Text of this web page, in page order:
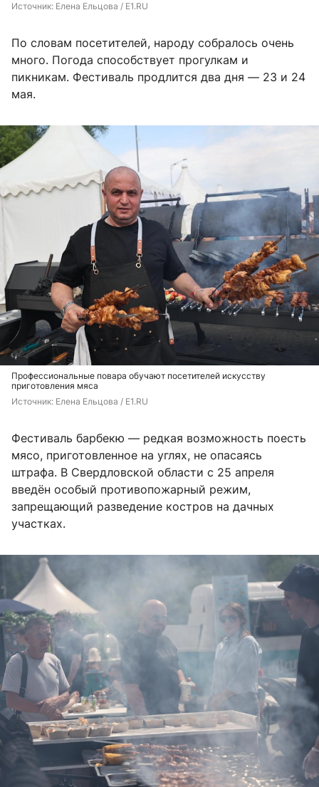
Источник: Елена Ельцова / E1.RU
По словам посетителей, народу собралось очень
много. Погода способствует прогулкам и
пикникам. Фестиваль продлится два дня — 23 и 24
мая.
Профессиональные повара обучают посетителей искусству
приготовления мяса
Источник: Елена Ельцова / E1.RU
Фестиваль барбекю — редкая возможность поесть
мясо, приготовленное на углях, не опасаясь
штрафа. В Свердловской области с 25 апреля
введён особый противопожарный режим,
запрещающий разведение костров на дачных
участках.